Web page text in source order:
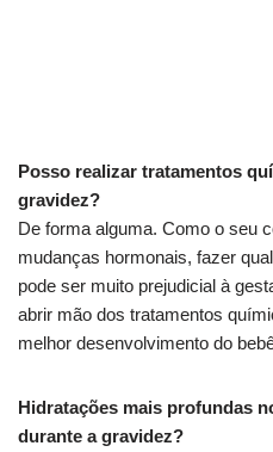
Posso realizar tratamentos
gravidez?
De forma alguma. Como o seu
mudanças hormonais, fazer
pode ser muito prejudicial à
abrir mão dos tratamentos
melhor desenvolvimento do
Hidratações mais profundas
durante a gravidez?